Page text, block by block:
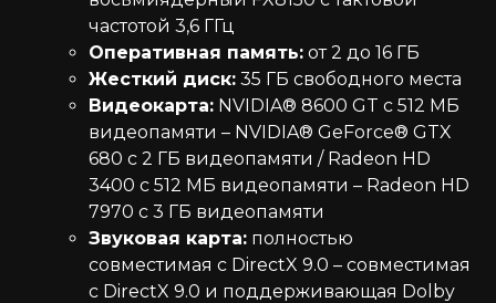
частотой 3,6 ГГц
Оперативная память: от 2 до 16 ГБ
Жесткий диск: 35 ГБ свободного места
Видеокарта: NVIDIA® 8600 GT с 512 МБ
видеопамяти – NVIDIA® GeForce® GTX
680 с 2 ГБ видеопамяти / Radeon HD
3400 с 512 МБ видеопамяти – Radeon HD
7970 с 3 ГБ видеопамяти
Звуковая карта: полностью
совместимая с DirectX 9.0 – совместимая
с DirectX 9.0 и поддерживающая Dolby